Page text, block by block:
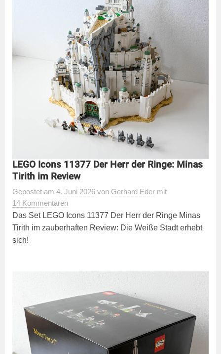
LEGO Icons 11377 Der Herr der Ringe: Minas
Tirith im Review
Gepostet am 4. Juni 2026 von Gerhard Eder mit
14 Kommentaren
Das Set LEGO Icons 11377 Der Herr der Ringe Minas
Tirith im zauberhaften Review: Die Weiße Stadt erhebt
sich!